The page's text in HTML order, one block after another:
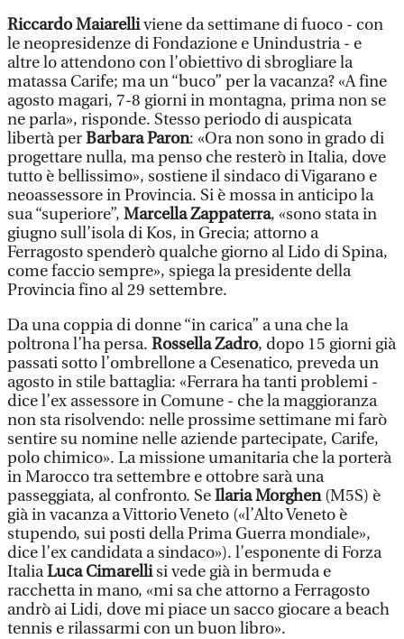
Riccardo Maiarelliviene da settimane di fuoco - con
le neopresidenze di Fondazione e Unindustria - e
altre lo attendono con l’obiettivo di sbrogliare la
matassa Carife; ma un “buco” per la vacanza? «A fine
agosto magari, 7-8 giorni in montagna, prima non se
ne parla», risponde. Stesso periodo di auspicata
libertà perBarbara Paron: «Ora non sono in grado di
progettare nulla, ma penso che resterò in Italia, dove
tutto è bellissimo», sostiene il sindaco di Vigarano e
neoassessore in Provincia. Si è mossa in anticipo la
sua “superiore”, Marcella Zappaterra, «sono stata in
giugno sull’isola di Kos, in Grecia; attorno a
Ferragosto spenderò qualche giorno al Lido di Spina,
come faccio sempre», spiega la presidente della
Provincia fino al 29 settembre.
Da una coppia di donne “in carica” a una che la
poltrona l’ha persa. Rossella Zadro, dopo 15 giorni già
passati sotto l’ombrellone a Cesenatico, preveda un
agosto in stile battaglia: «Ferrara ha tanti problemi -
dice l’ex assessore in Comune - che la maggioranza
non sta risolvendo: nelle prossime settimane mi farò
sentire su nomine nelle aziende partecipate, Carife,
polo chimico». La missione umanitaria che la porterà
in Marocco tra settembre e ottobre sarà una
passeggiata, al confronto. SeIlaria Morghen(M5S) è
già in vacanza a Vittorio Veneto («l’Alto Veneto è
stupendo, sui posti della Prima Guerra mondiale»,
dice l’ex candidata a sindaco»). l’esponente di Forza
ItaliaLuca Cimarellisi vede già in bermuda e
racchetta in mano, «mi sa che attorno a Ferragosto
andrò ai Lidi, dove mi piace un sacco giocare a beach
tennis e rilassarmi con un buon libro».